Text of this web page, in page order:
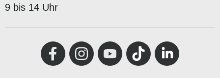
9 bis 14 Uhr